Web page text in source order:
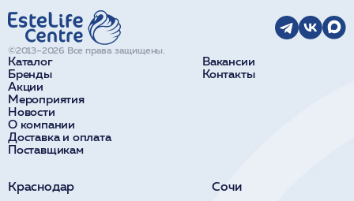
Каталог
Бренды
Акции
Мероприятия
Новости
О компании
Доставка и оплата
Поставщикам
Вакансии
Контакты
©2013–2026 Все права защищены.
Краснодар Сочи